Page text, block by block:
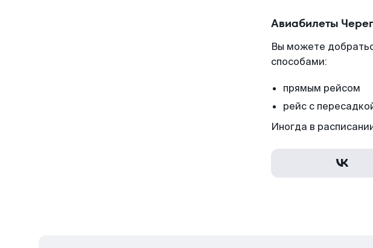
Авиабилеты
Вы можете
способами:
прямым рейсом
рейс с
Иногда в